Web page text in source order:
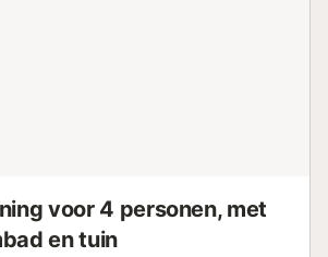
voor 4 personen, met
en tuin